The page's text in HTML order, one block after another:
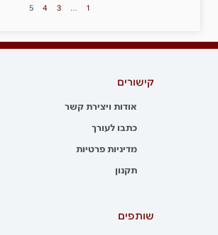
1
…
3
4
5
קישורים
אודות ויצירת קשר
כתבו לעורך
מדיניות פרטיות
תקנון
שותפים